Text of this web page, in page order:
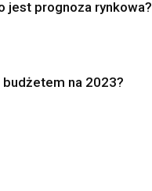
jest prognoza rynkowa?
budżetem na 2023?